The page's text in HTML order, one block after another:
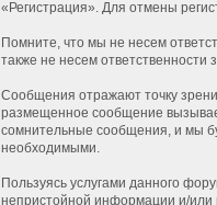
«Регистрация». Для отмены
Помните, что мы не несем
также не несем
Сообщения отражают точку
размещенное сообщение
сомнительные сообщения, и мы
необходимыми.
Пользуясь услугами данного
непристойной информации и/или